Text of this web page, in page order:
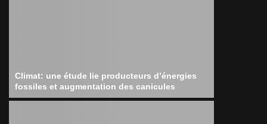
Climat: une étude lie producteurs d’énergies
fossiles et augmentation des canicules